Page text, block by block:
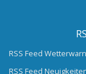
RSS Feed
RSS Feed